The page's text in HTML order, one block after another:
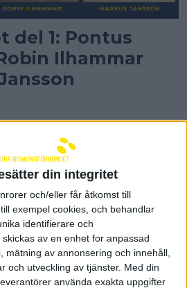
din integritet
och/eller får åtkomst till
exempel cookies, och behandlar
identifierare och
av en enhet for anpassad
mätning av annonsering och innehåll,
och utveckling av tjänster. Med din
använda exakta uppgifter
del 1: Pontus
Ilhammar